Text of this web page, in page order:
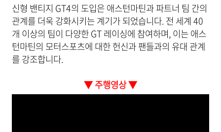
신형 밴티지 GT4의 도입은 애스턴마틴과 파트너 팀 간의
관계를 더욱 강화시키는 계기가 되었습니다. 전 세계 40
개 이상의 팀이 다양한 GT 레이싱에 참여하며, 이는 애스
턴마틴의 모터스포츠에 대한 헌신과 팬들과의 유대 관계
를 강조합니다.
▼ 주행영상 ▼